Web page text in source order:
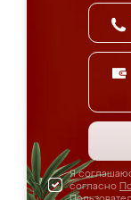
Я
согласно